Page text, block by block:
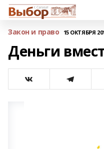
Закон и право 15 ОКТЯБРЯ
Деньги